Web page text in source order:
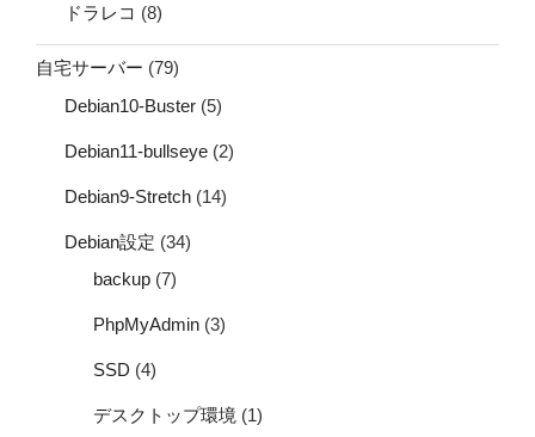
ドラレコ (8)
自宅サーバー (79)
Debian10-Buster (5)
Debian11-bullseye (2)
Debian9-Stretch (14)
Debian設定 (34)
backup (7)
PhpMyAdmin (3)
SSD (4)
デスクトップ環境 (1)